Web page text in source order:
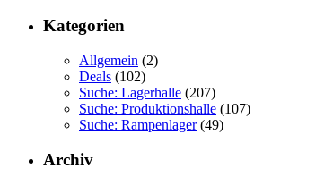
Kategorien
Allgemein (2)
Deals (102)
Suche: Lagerhalle (207)
Suche: Produktionshalle (107)
Suche: Rampenlager(49)
Archiv